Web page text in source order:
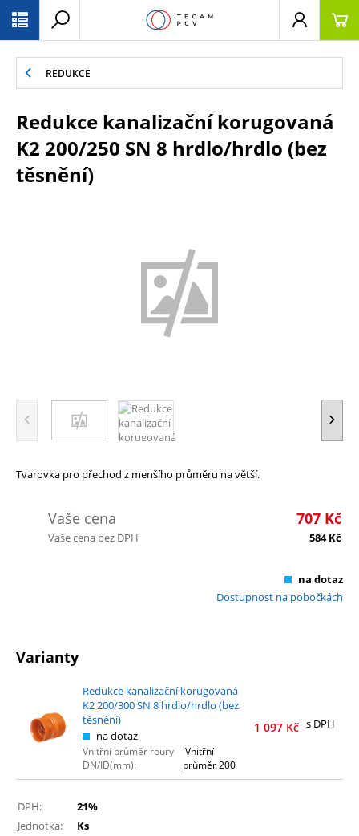
REDUKCE
Redukce kanalizační korugovaná
K2 200/250 SN 8 hrdlo/hrdlo (bez
těsnění)
Tvarovka pro přechod z menšího průměru na větší.
Vaše cena 707 Kč
Vaše cena bez DPH 584Kč
na dotaz
Dostupnost na pobočkách
Varianty
Redukce kanalizační korugovaná
K2 200/300 SN 8 hrdlo/hrdlo (bez
těsnění)
na dotaz
Vnitřní průměr roury
DN/ID(mm):
Vnitřní
průměr 200
1 097 Kč s DPH
DPH:
21%
Jednotka:
Ks